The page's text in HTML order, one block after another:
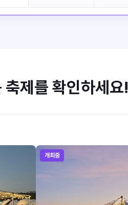
축제를 확인하세요!
개최중